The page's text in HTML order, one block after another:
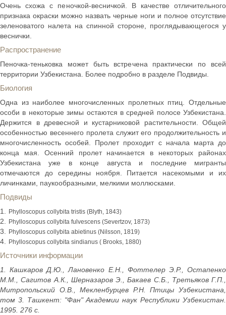
Очень схожа с пеночкой-весничкой. В качестве отличительного
признака окраски можно назвать черные ноги и полное отсутствие
зеленоватого налета на спинной стороне, проглядывающегося у
веснички.
Распространение
Пеночка-теньковка может быть встречена практически по всей
территории Узбекистана. Более подробно в разделе Подвиды.
Биология
Одна из наиболее многочисленных пролетных птиц. Отдельные
особи в некоторые зимы остаются в средней полосе Узбекистана.
Держится в древесной и кустарниковой растительности. Общей
особенностью весеннего пролета служит его продолжительность и
многочисленность особей. Пролет проходит с начала марта до
конца мая. Осенний пролет начинается в некоторых районах
Узбекистана уже в конце августа и последние мигранты
отмечаются до середины ноября. Питается насекомыми и их
личинками, паукообразными, мелкими моллюсками.
Подвиды
Phylloscopus collybita tristis (Blyth, 1843)
Phylloscopus collybita fulvescens (Severtzov, 1873)
Phylloscopus collybita abietinus (Nilsson, 1819)
Phylloscopus collybita sindianus ( Brooks, 1880)
Источники информации
1. Кашкаров Д.Ю., Лановенко Е.Н., Фоттелер Э.Р., Остапенко
М.М., Сагитов А.К., Шерназаров Э., Бакаев С.Б., Третьяков Г.П.,
Митропольский О.В., Мекленбурцев Р.Н. Птицы Узбекистана,
том 3. Ташкент: "Фан" Академии наук Республики Узбекистан.
1995. 276 с.